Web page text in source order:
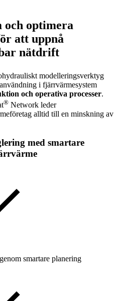
och optimera
att uppnå
nätdrift
modelleringsverktyg
i fjärrvärmesystem
och operativa processer.
® Network leder
alltid till en minskning av
med smartare
smartare planering